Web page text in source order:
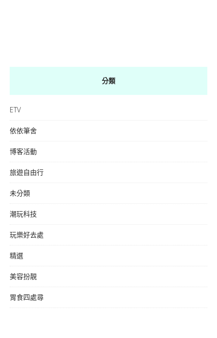
分類
ETV
依依筆舍
博客活動
旅遊自由行
未分類
潮玩科技
玩樂好去處
精選
美容扮靚
胃食四處尋